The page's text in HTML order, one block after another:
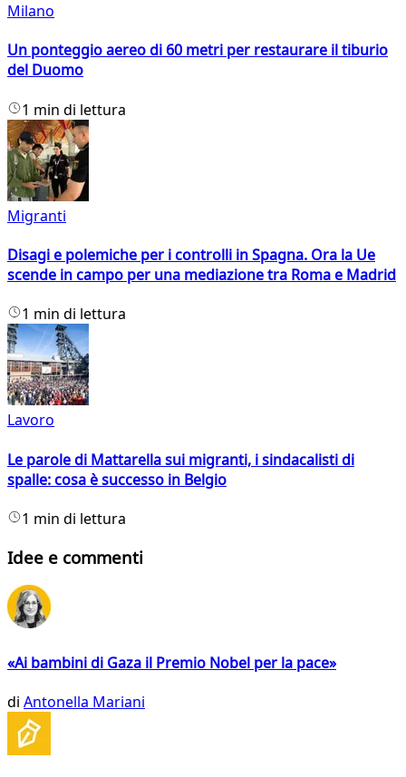
Milano
Un ponteggio aereo di 60 metri per restaurare il tiburio
del Duomo
1 min di lettura
Migranti
Disagi e polemiche per i controlli in Spagna. Ora la Ue
scende in campo per una mediazione tra Roma e Madrid
1 min di lettura
Lavoro
Le parole di Mattarella sui migranti, i sindacalisti di
spalle: cosa è successo in Belgio
1 min di lettura
Idee e commenti
«Ai bambini di Gaza il Premio Nobel per la pace»
di Antonella Mariani